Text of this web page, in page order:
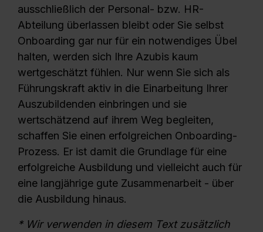
ausschließlich der Personal- bzw. HR-
Abteilung überlassen bleibt oder Sie selbst
Onboarding gar nur für ein notwendiges Übel
halten, werden sich Ihre Azubis kaum
wertgeschätzt fühlen. Nur wenn Sie sich als
Führungskraft aktiv in die Einarbeitung Ihrer
Auszubildenden einbringen und sie
wertschätzend auf ihrem Weg begleiten,
schaffen Sie einen erfolgreichen Onboarding-
Prozess. Er ist damit die Grundlage für eine
erfolgreiche Ausbildung und vielleicht auch für
eine langjährige gute Zusammenarbeit - über
die Ausbildung hinaus.
* Wir verwenden in diesem Text zusätzlich